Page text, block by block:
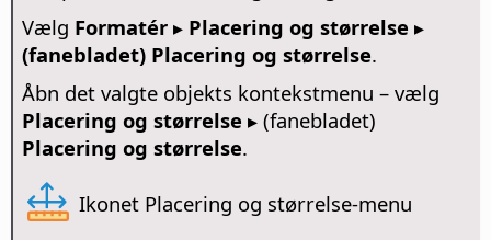
Vælg Formatér ▸ Placering og størrelse ▸
(fanebladet) Placering og størrelse.
Åbn det valgte objekts kontekstmenu – vælg
Placering og størrelse ▸ (fanebladet)
Placering og størrelse.
Ikonet Placering og størrelse-menu